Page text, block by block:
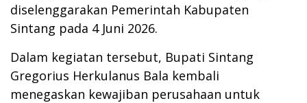
diselenggarakan Pemerintah Kabupaten
Sintang pada 4 Juni 2026.
Dalam kegiatan tersebut, Bupati Sintang
Gregorius Herkulanus Bala kembali
menegaskan kewajiban perusahaan untuk